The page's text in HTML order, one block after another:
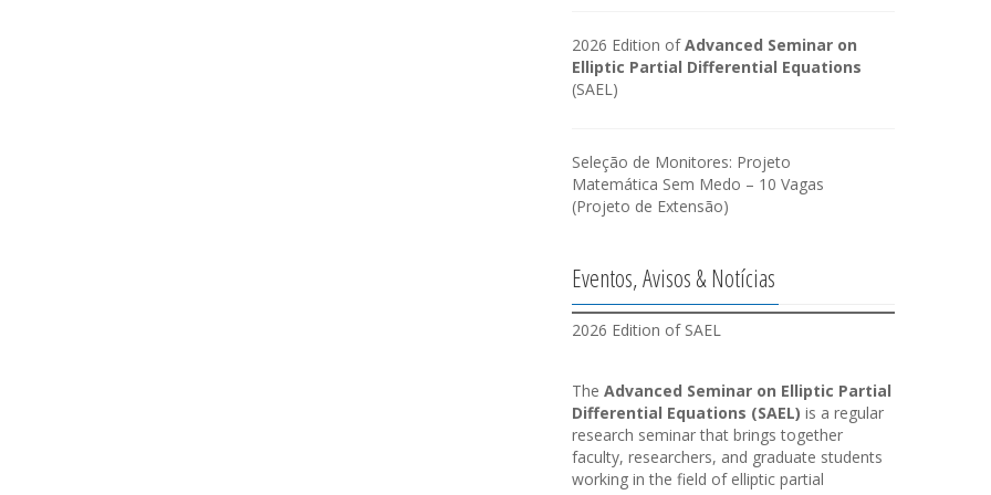
2026 Edition ofAdvanced Seminar on
Elliptic Partial Differential Equations
(SAEL)
Seleção de Monitores: Projeto
Matemática Sem Medo – 10 Vagas
(Projeto de Extensão)
Eventos, Avisos & Notícias
2026 Edition of SAEL
The Advanced Seminar on Elliptic Partial
Differential Equations (SAEL) is a regular
research seminar that brings together
faculty, researchers, and graduate students
working in the field of elliptic partial